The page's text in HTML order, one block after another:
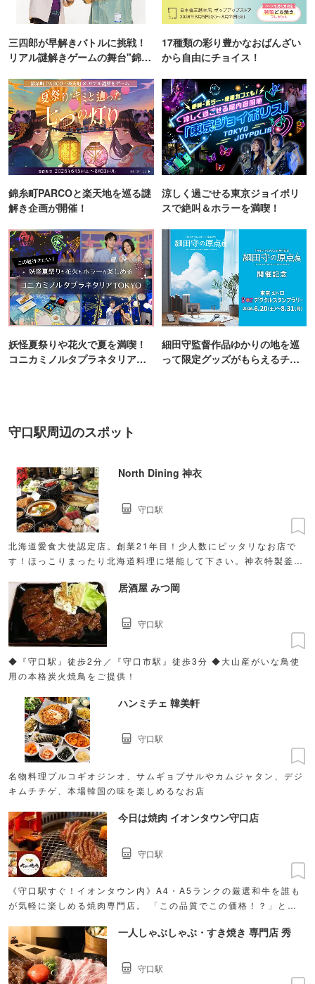
三四郎が早解きバトルに挑戦！
リアル謎解きゲームの舞台"錦糸
17種類の彩り豊かなおばんざい
から自由にチョイス！
錦糸町PARCOと楽天地を巡る謎
解き企画が開催！
涼しく過ごせる東京ジョイポリ
スで絶叫＆ホラーを満喫！
妖怪夏祭りや花火で夏を満喫！
コニカミノルタプラネタリア
細田守監督作品ゆかりの地を巡
って限定グッズがもらえるチャ
守口駅周辺のスポット
North Dining 神衣
北海道愛食大使認定店。創業21年目！少人数にピッタリなお店で
す！ほっこりまったり北海道料理に堪能して下さい。神衣特製釜飯
守口駅
居酒屋 みつ岡
◆『守口駅』徒歩2分／『守口市駅』徒歩3分 ◆大山産がいな鳥使
用の本格炭火焼鳥をご提供！
守口駅
ハンミチェ 韓美軒
名物料理プルコギオジンオ、サムギョプサルやカムジャタン、デジ
キムチチゲ、本場韓国の味を楽しめるなお店
守口駅
今日は焼肉 イオンタウン守口店
《守口駅すぐ！イオンタウン内》A4・A5ランクの厳選和牛を誰も
が気軽に楽しめる焼肉専門店。 「この品質でこの価格！？」と驚
守口駅
一人しゃぶしゃぶ・すき焼き 専門店 秀
守口駅